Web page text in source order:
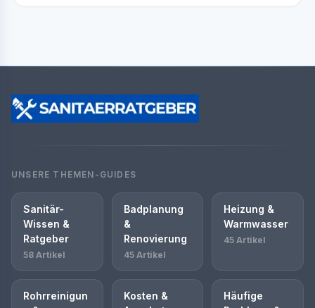
UNSERE THEMEN-GUIDES
Sanitär-
Wissen &
Ratgeber
58 Artikel
Badplanung
&
Renovierung
45 Artikel
Heizung &
Warmwasser
45 Artikel
Rohrreinigun
Kosten &
Häufige